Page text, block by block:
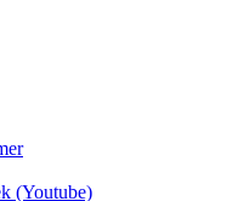
(Youtube)